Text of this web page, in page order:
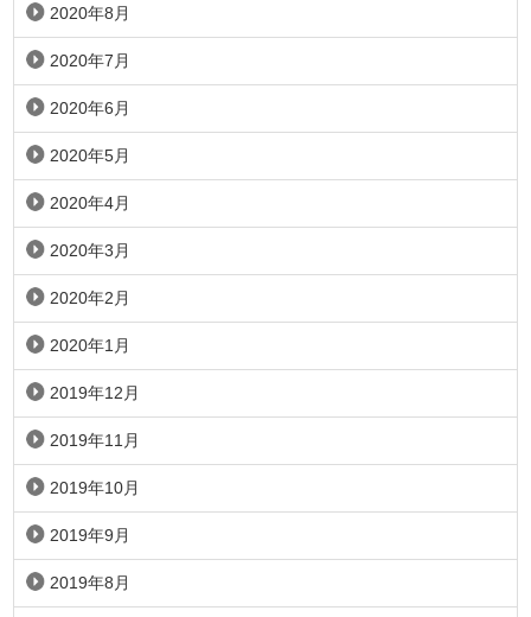
2020年8月
2020年7月
2020年6月
2020年5月
2020年4月
2020年3月
2020年2月
2020年1月
2019年12月
2019年11月
2019年10月
2019年9月
2019年8月